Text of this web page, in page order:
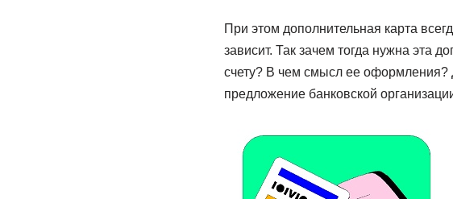
При этом дополнительная карта
зависит. Так зачем тогда нужна эта
счету? В чем смысл ее оформления?
предложение банковской